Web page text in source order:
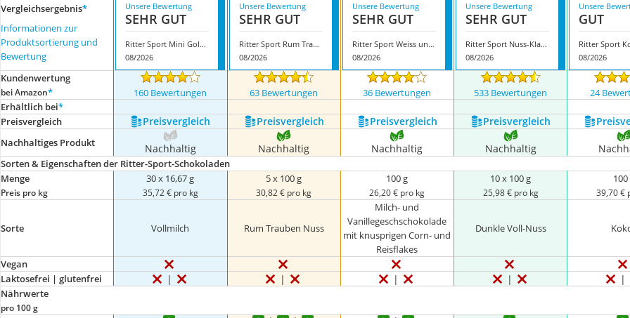
Vergleichsergebnis*
Informationen zur
Produktsortierung und
Bewertung
Unsere Bewertung
SEHR GUT
Ritter Sport Mini Goldschatz
08/2026
Unsere Bewertung
SEHR GUT
Ritter Sport Rum Trauben Nuss
08/2026
Unsere Bewertung
SEHR GUT
Ritter Sport Weiss und Crisp
08/2026
Unsere Bewertung
SEHR GUT
Ritter Sport Nuss-Klasse
08/2026
Unsere
GUT
Ritter Sport
08/2026
Kundenwertung
bei Amazon* 160 Bewertungen 63 Bewertungen 36 Bewertungen 533 Bewertungen 24
Erhältlich bei*
Preis­vergleich
Preis­vergleich Preis­vergleich Preis­vergleich Preis­vergleich
Nachhaltiges Produkt Nachhaltig Nachhaltig Nachhaltig Nachhaltig
Sorten & Eigenschaften der Ritter-Sport-Schokoladen
Menge
Preis pro kg
30 x 16,67 g
35,72 € pro kg
5 x 100 g
30,82 € pro kg
100 g
26,20 € pro kg
10 x 100 g
25,98 € pro kg
100
39,70 €
Sorte Vollmilch Rum Trauben Nuss
Milch- und
Vanillegeschschokolade
mit knusprigen Corn- und
Reisflakes
Dunkle Voll-Nuss
Vegan
Laktosefrei | glutenfrei
Nährwerte
pro 100 g